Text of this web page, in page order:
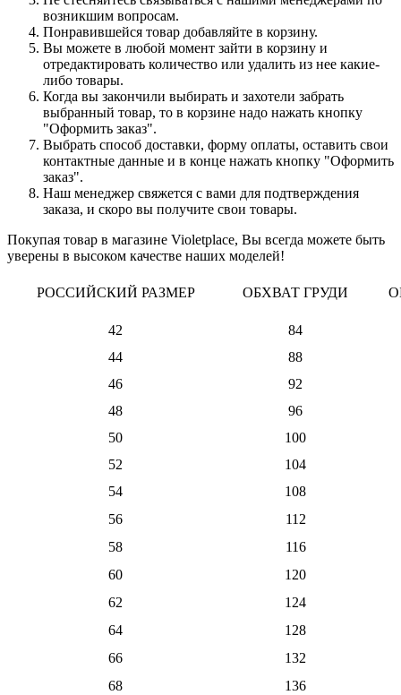
возникшим вопросам.
Понравившейся товар добавляйте в корзину.
Вы можете в любой момент зайти в корзину и
отредактировать количество или удалить из нее какие-
либо товары.
Когда вы закончили выбирать и захотели забрать
выбранный товар, то в корзине надо нажать кнопку
"Оформить заказ".
Выбрать способ доставки, форму оплаты, оставить свои
контактные данные и в конце нажать кнопку "Оформить
заказ".
Наш менеджер свяжется с вами для подтверждения
заказа, и скоро вы получите свои товары.
Покупая товар в магазине Violetplace, Вы всегда можете быть
уверены в высоком качестве наших моделей!
РОССИЙСКИЙ РАЗМЕР ОБХВАТ ГРУДИ
42
84
44
88
46
92
48
96
50
100
52
104
54
108
56
112
58
116
60
120
62
124
64
128
66
132
68
136